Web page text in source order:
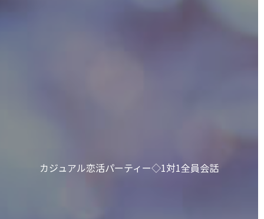
カジュアル恋活パーティー◇1対1全員会話